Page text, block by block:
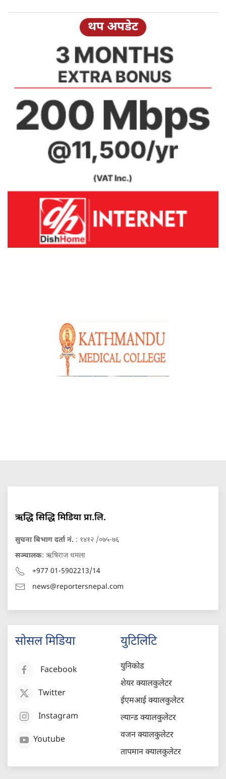
थप अपडेट
ऋद्धि सिद्धि मिडिया प्रा.लि.
सुचना बिभाग दर्ता नं. : १४१२ /०७५-७६
सञ्चालक: ऋषिराज धमला
+977 01-5902213/14
news@reportersnepal.com
सोसल मिडिया
Facebook
Twitter
Instagram
Youtube
युटिलिटि
युनिकोड
शेयर क्यालकुलेटर
ईएमआई क्यालकुलेटर
ल्यान्ड क्यालकुलेटर
वजन क्यालकुलेटर
तापमान क्यालकुलेटर